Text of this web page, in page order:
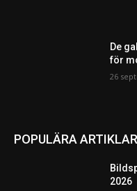
De
för
26
POPULÄRA ARTIKLAR
2026